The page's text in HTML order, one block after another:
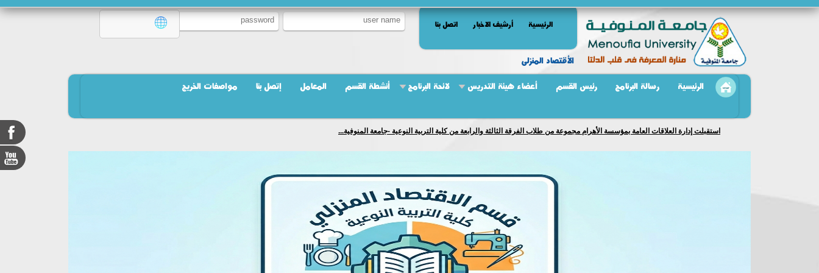
الرئيسية أرشيف الاخبار اتصل بنا
الأقتصاد المنزلى
الرئيسية
رسالة البرنامج رئيس القسم أعضاء هيئة التدريس لائحة البرنامج أنشطة القسم المعامل إتصل بنا مواصفات الخريج
استقبلت إدارة العلاقات العامة بمؤسسة الأهرام مجموعة من طلاب الفرقة الثالثة والرابعة من كلية التربية النوعية -جامعة المنوفية...